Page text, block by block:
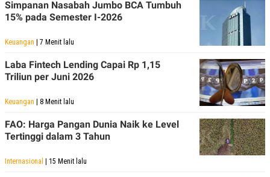
L
A
G
N
A
E
A
K
K
I
R
A
E
T
N
PD
Simpanan Nasabah Jumbo BCA Tumbuh
15% pada Semester I-2026
Keuangan | 7 Menit lalu
Laba Fintech Lending Capai Rp 1,15
Triliun per Juni 2026
Keuangan | 8 Menit lalu
FAO: Harga Pangan Dunia Naik ke Level
Tertinggi dalam 3 Tahun
Internasional | 15 Menit lalu